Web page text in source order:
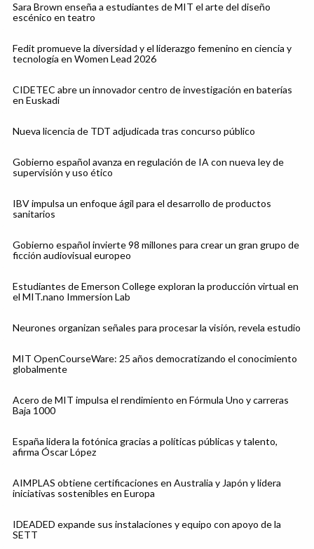
Sara Brown enseña a estudiantes de MIT el arte del diseño
escénico en teatro
Fedit promueve la diversidad y el liderazgo femenino en ciencia y
tecnología en Women Lead 2026
CIDETEC abre un innovador centro de investigación en baterías
en Euskadi
Nueva licencia de TDT adjudicada tras concurso público
Gobierno español avanza en regulación de IA con nueva ley de
supervisión y uso ético
IBV impulsa un enfoque ágil para el desarrollo de productos
sanitarios
Gobierno español invierte 98 millones para crear un gran grupo de
ficción audiovisual europeo
Estudiantes de Emerson College exploran la producción virtual en
el MIT.nano Immersion Lab
Neurones organizan señales para procesar la visión, revela estudio
MIT OpenCourseWare: 25 años democratizando el conocimiento
globalmente
Acero de MIT impulsa el rendimiento en Fórmula Uno y carreras
Baja 1000
España lidera la fotónica gracias a políticas públicas y talento,
afirma Óscar López
AIMPLAS obtiene certificaciones en Australia y Japón y lidera
iniciativas sostenibles en Europa
IDEADED expande sus instalaciones y equipo con apoyo de la
SETT